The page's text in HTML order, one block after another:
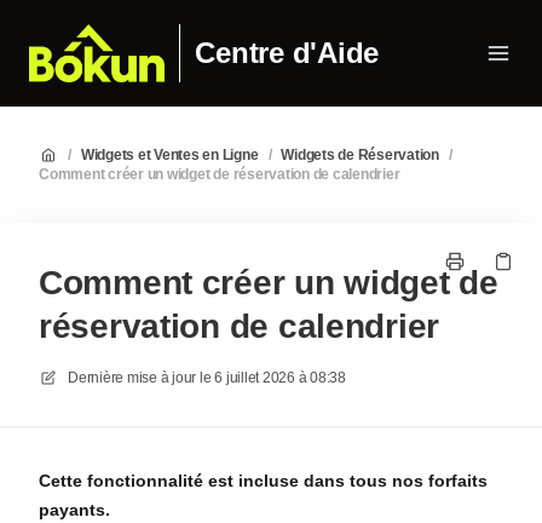
Centre d'Aide
/ Widgets et Ventes en Ligne / Widgets de Réservation /
Comment créer un widget de réservation de calendrier
Comment créer un widget de
réservation de calendrier
Dernière mise à jour le 6 juillet 2026 à 08:38
Cette fonctionnalité est incluse dans tous nos forfaits
payants.